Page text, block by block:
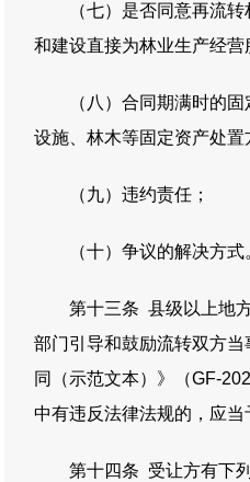
（七）是否同意再流
和建设直接为林业生产经营
（八）合同期满时的
设施、林木等固定资产处置
（九）违约责任；
（十）争议的解决方式
第十三条 县级以上地
部门引导和鼓励流转双方
同（示范文本）》（GF-
中有违反法律法规的，应当
第十四条 受让方有下